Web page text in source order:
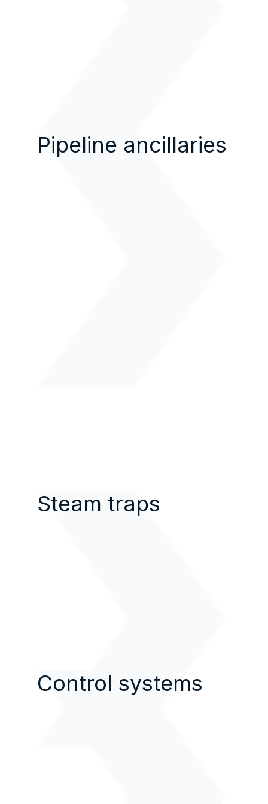
Pipeline ancillaries
Steam traps
Control systems